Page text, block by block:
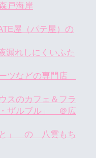
戸海岸
屋（パテ屋）の
漏れしにくいふた
ツなどの専門店
スのカフェ＆フラ
ザルブル」 ＠広
」 の 八雲もち